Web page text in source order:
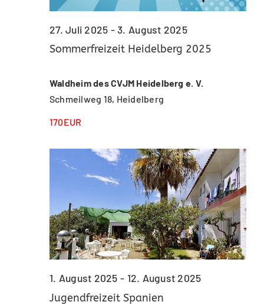
Sommerfreizeit Heidelberg 2025
27. Juli 2025 -3. August 2025
Waldheim des CVJM Heidelberg e. V.
Schmeilweg 18, Heidelberg
170EUR
Jugendfreizeit Spanien
1. August 2025 - 12. August 2025